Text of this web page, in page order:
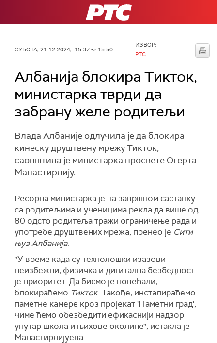
РТС
СУБОТА, 21.12.2024, 15:37 -> 15:50
ИЗВОР:
РТС
Албанија блокира Тикток,
министарка тврди да
забрану желе родитељи
Влада Албаније одлучила је да блокира
кинеску друштвену мрежу Тикток,
саопштила је министарка просвете Огерта
Манастирлију.
Ресорна министарка је на завршном састанку
са родитељима и ученицима рекла да више од
80 одсто родитеља тражи ограничење рада и
употребе друштвених мрежа, пренео је Сити
њуз Албанија.
"У време када су технолошки изазови
неизбежни, физичка и дигитална безбедност
је приоритет. Да бисмо је повећали,
блокираћемо Тикток. Такође, инсталираћемо
паметне камере кроз пројекат 'Паметни град',
чиме ћемо обезбедити ефикаснији надзор
унутар школа и њихове околине", истакла је
Манастирлијуева.